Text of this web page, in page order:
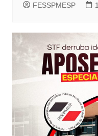
FESSPMESP